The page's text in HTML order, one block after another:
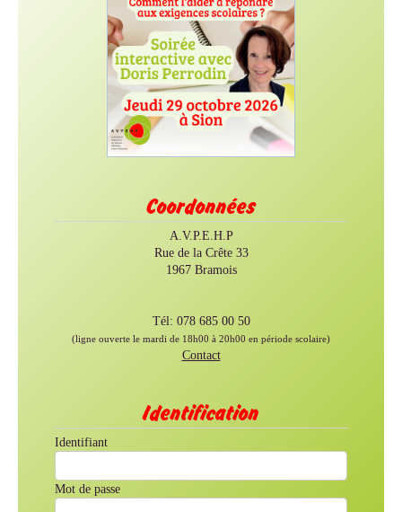
Coordonnées
A.V.P.E.H.P
Rue de la Crête 33
1967 Bramois
Tél: 078 685 00 50
(ligne ouverte le mardi de 18h00 à 20h00 en période scolaire)
Contact
Identification
Identifiant
Mot de passe